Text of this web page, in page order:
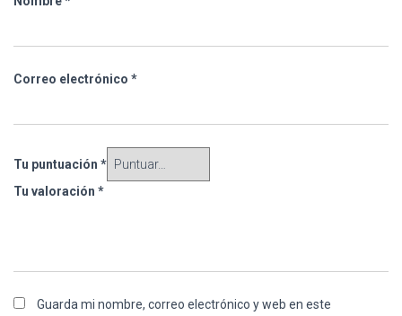
Correo electrónico *
Tu puntuación *
Tu valoración *
Guarda mi nombre, correo electrónico y web en este